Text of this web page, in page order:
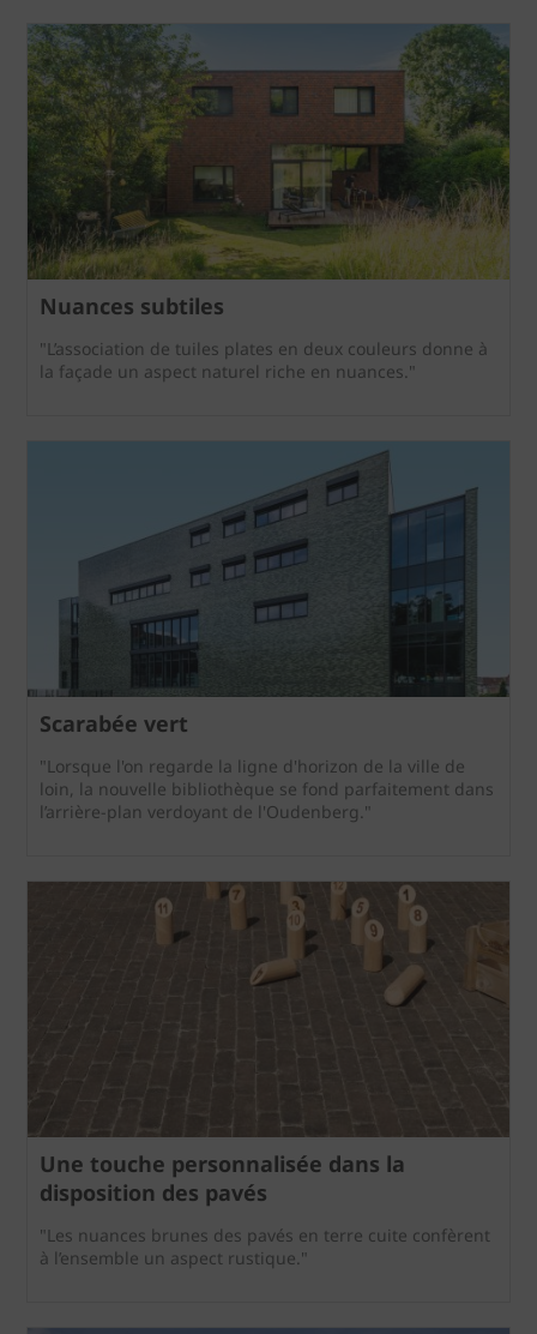
Nuances subtiles
"L’association de tuiles plates en deux couleurs donne à
la façade un aspect naturel riche en nuances."
Scarabée vert
"Lorsque l'on regarde la ligne d'horizon de la ville de
loin, la nouvelle bibliothèque se fond parfaitement dans
l’arrière-plan verdoyant de l'Oudenberg."
Une touche personnalisée dans la
disposition des pavés
"Les nuances brunes des pavés en terre cuite confèrent
à l’ensemble un aspect rustique."